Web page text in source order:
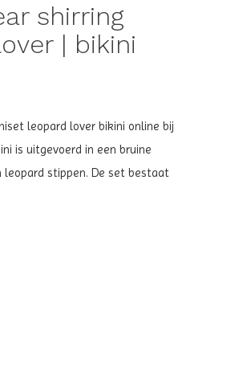
shirring
| bikini
leopard lover bikini online bij
is uitgevoerd in een bruine
stippen. De set bestaat